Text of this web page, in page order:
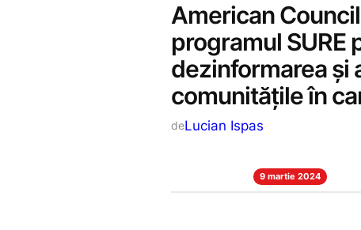
American
programul SURE
dezinformarea și
comunitățile în
deLucian Ispas
9 martie 2024